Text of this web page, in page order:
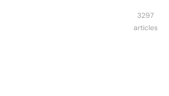
3297
articles